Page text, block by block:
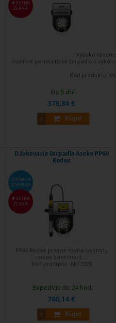
EXTRA
ZĽAVA
Vysoko
kvalitné peristaltické čerpadlo s
Kód produktu:
378,84 €
Kúpiť
Do 5 dní
Dávkovacie čerpadlo Aseko PP60
Redox
DOPRAVA
ZDARMA
EXTRA
ZĽAVA
PP60 Redox presne meria hodnotu
redox bazénovej ...
Kód produktu: AK13378
760,14 €
Kúpiť
Expedícia do 24 hod.